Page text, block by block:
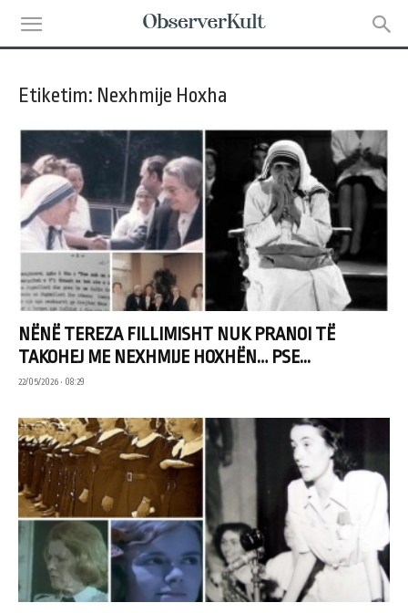
Etiketim: Nexhmije Hoxha
NËNË TEREZA FILLIMISHT NUK PRANOI TË
TAKOHEJ ME NEXHMIJE HOXHËN… PSE...
22/05/2026 • 08:29